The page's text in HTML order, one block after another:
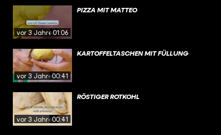
vor 3 Jahren01:06
PIZZA MIT MATTEO
vor 3 Jahren00:41
KARTOFFELTASCHEN MIT FÜLLUNG
vor 3 Jahren00:41
RÖSTIGER ROTKOHL